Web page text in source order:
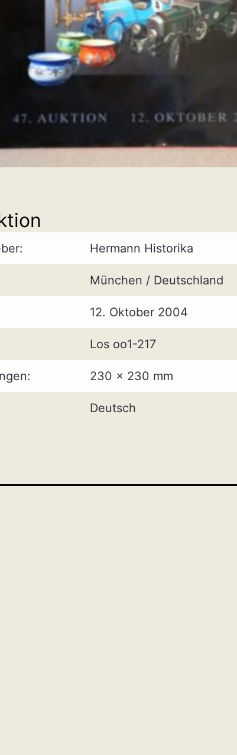
Hermann Historika
München / Deutschland
12. Oktober 2004
Los oo1-217
230 x 230 mm
Deutsch